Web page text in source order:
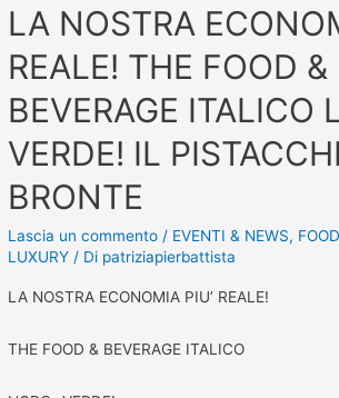
LA NOSTRA
REALE! THE FOOD &
BEVERAGE ITALICO
VERDE! IL
BRONTE
Lascia un commento / EVENTI & NEWS,
LUXURY / Di patriziapierbattista
LA NOSTRA ECONOMIA PIU’ REALE!
THE FOOD & BEVERAGE ITALICO